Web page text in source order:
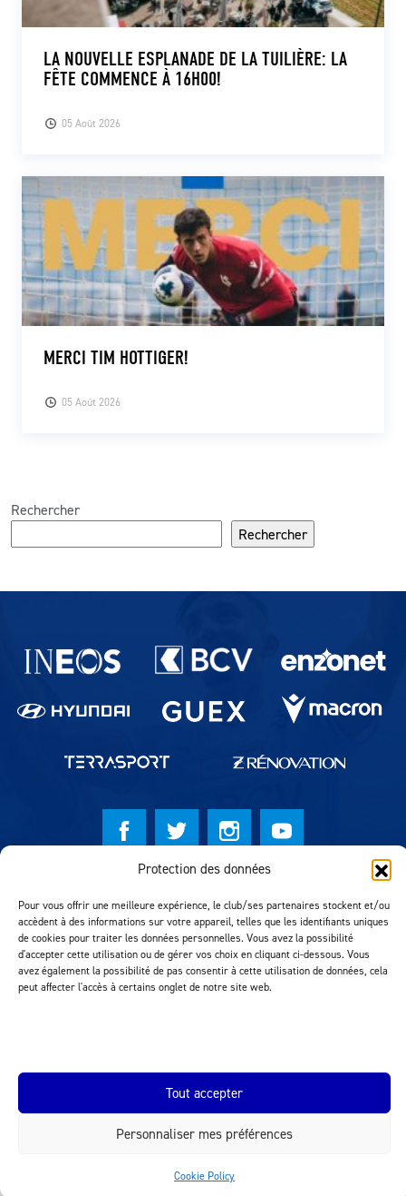
Protection des données
Pour vous offrir une meilleure expérience, le club/ses partenaires stockent et/ou
accèdent à des informations sur votre appareil, telles que les identifiants uniques
de cookies pour traiter les données personnelles. Vous avez la possibilité
d'accepter cette utilisation ou de gérer vos choix en cliquant ci-dessous. Vous
avez également la possibilité de pas consentir à cette utilisation de données, cela
peut affecter l'accès à certains onglet de notre site web.
Tout accepter
Personnaliser mes préférences
Cookie Policy
05 Août 2026
LA NOUVELLE ESPLANADE DE LA TUILIÈRE: LA
FÊTE COMMENCE À 16H00!
05 Août 2026
MERCI TIM HOTTIGER!
Rechercher
Rechercher
Partenaires du lausanne-Sport
Réalisation MTM Agency